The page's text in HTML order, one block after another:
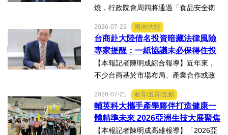
缺嚇阻力、第一線缺乏足夠的人力
燒，行政院會周四將通過「食品安全衛
說明十大修法重點，其中增訂地方主管
機關風險導向查核機制、強化業者異常
通報責任及加重通報不實處...
2026-07-22 兩岸/大陸
台商赴大陸借名投資暗藏法律風險
專家提醒：一紙協議未必保得住投
資權益
【本報記者陳明成綜合報導】近年來，
不少台商基於市場布局、產業合作或政
陸。然而，看似便利的投資模式，卻可
能隱藏股權歸屬、投資收益、經營控制
權及法律責任等風險，一旦...
2026-07-21 教育/五育/五創
輔英科大攜手產學夥伴打造健康一
體精準未來 2026亞洲生技大展聚焦
精準健康創新實力
【本報記者陳明成高雄報導】「2026亞